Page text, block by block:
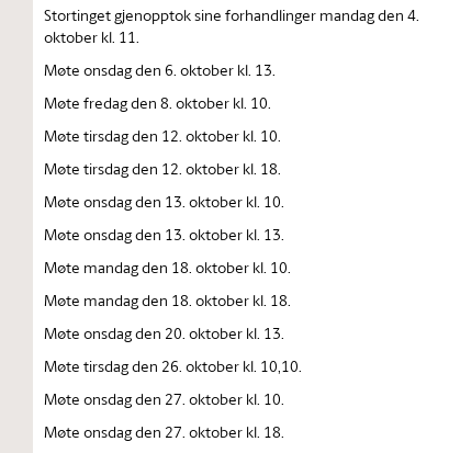
Stortinget gjenopptok sine forhandlinger mandag den 4.
oktober kl. 11.
Møte onsdag den 6. oktober kl. 13.
Møte fredag den 8. oktober kl. 10.
Møte tirsdag den 12. oktober kl. 10.
Møte tirsdag den 12. oktober kl. 18.
Møte onsdag den 13. oktober kl. 10.
Møte onsdag den 13. oktober kl. 13.
Møte mandag den 18. oktober kl. 10.
Møte mandag den 18. oktober kl. 18.
Møte onsdag den 20. oktober kl. 13.
Møte tirsdag den 26. oktober kl. 10,10.
Møte onsdag den 27. oktober kl. 10.
Møte onsdag den 27. oktober kl. 18.